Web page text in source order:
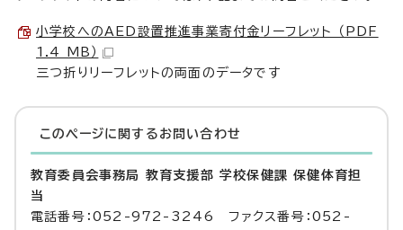
小学校へのAED設置推進事業寄付金リーフレット （PDF
1.4 MB）
三つ折りリーフレットの両面のデータです
このページに関する お問い合わせ
教育委員会事務局 教育支援部 学校保健課 保健体育担
当
電話番号：052-972-3246 ファクス番号：052-